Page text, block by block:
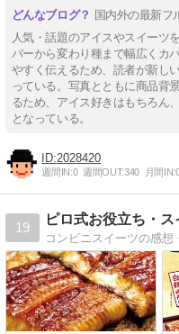
国内外の最新フ
人気・話題のアイスやスイーツ
バーから変わり種まで幅広くカ
やすく伝えるため、読者が新し
っている。写真とともに商品背
るため、アイス好きはもちろん
となっている。
2028420
週間IN:0 週間OUT:340 月間IN:
19
ピロ式お役立ち・ス